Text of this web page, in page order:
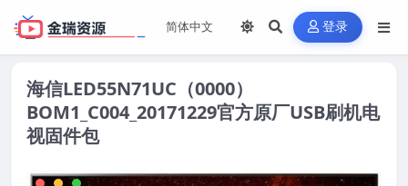
登录
海信LED55N71UC（0000）
BOM1_C004_20171229官方原厂USB刷机电
视固件包